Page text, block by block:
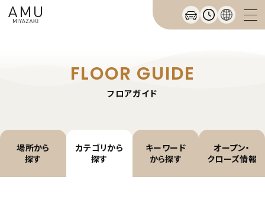
FLOOR GUIDE
フロアガイド
場所から
探す
カテゴリから
探す
キーワード
から探す
オープン・
クローズ情報